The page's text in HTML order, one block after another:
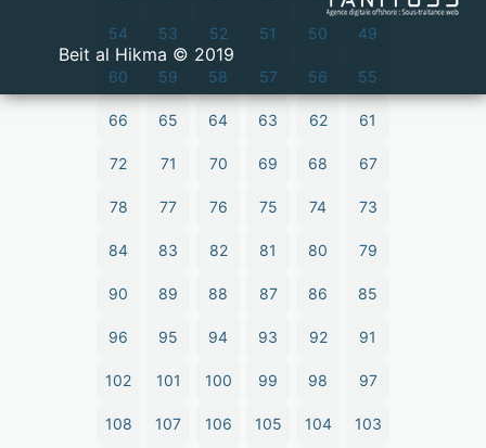
49
50
51
52
53
54
55
56
57
58
59
60
61
62
63
64
65
66
67
68
69
70
71
72
73
74
75
76
77
78
79
80
81
82
83
84
85
86
87
88
89
90
91
92
93
94
95
96
97
98
99
100
101
102
103
104
105
106
107
108
2019 © Beit al Hikma